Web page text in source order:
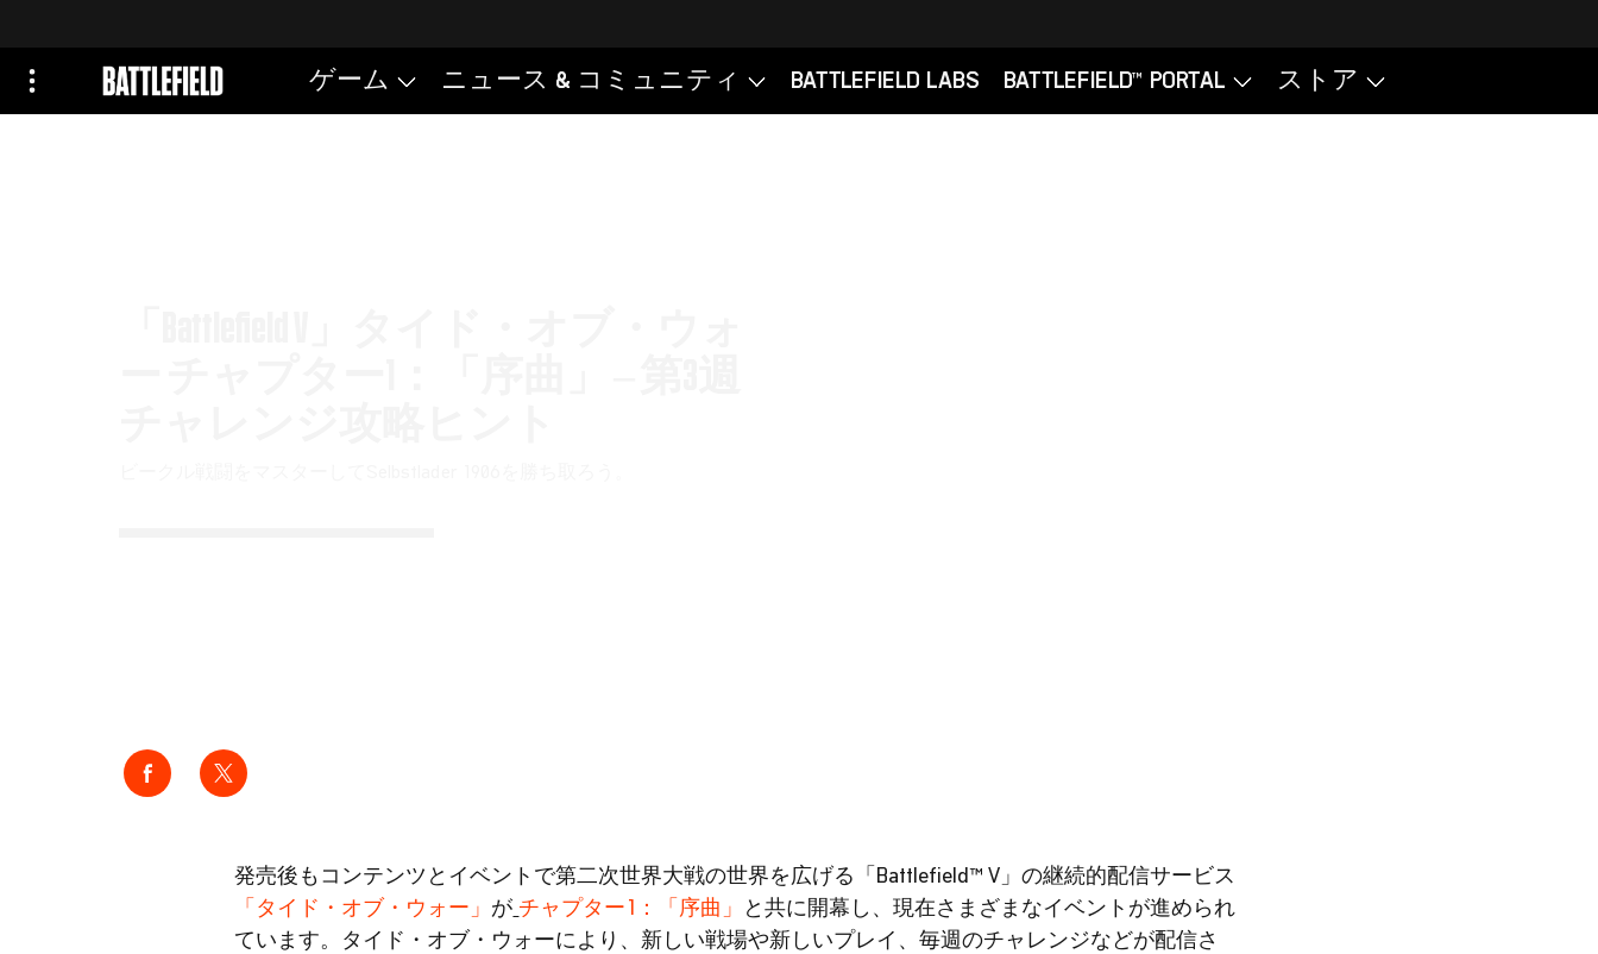
発売後もコンテンツとイベントで第二次世界大戦の世界を広げる「Battlefield™ V」の継続的配信サービス
「タイド・オブ・ウォー」 が チャプター1：「序曲」
と共に開幕し、現在さまざまなイベントが進められ
ています。タイド・オブ・ウォーにより、新しい戦場や新しいプレイ、毎週のチャレンジなどが配信さ